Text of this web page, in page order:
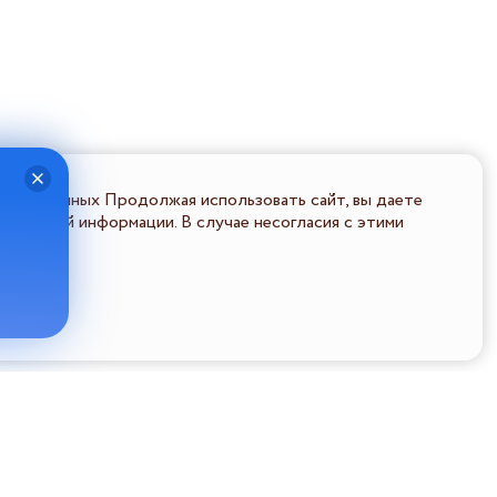
данных Продолжая использовать сайт, вы даете
информации. В случае несогласия с этими